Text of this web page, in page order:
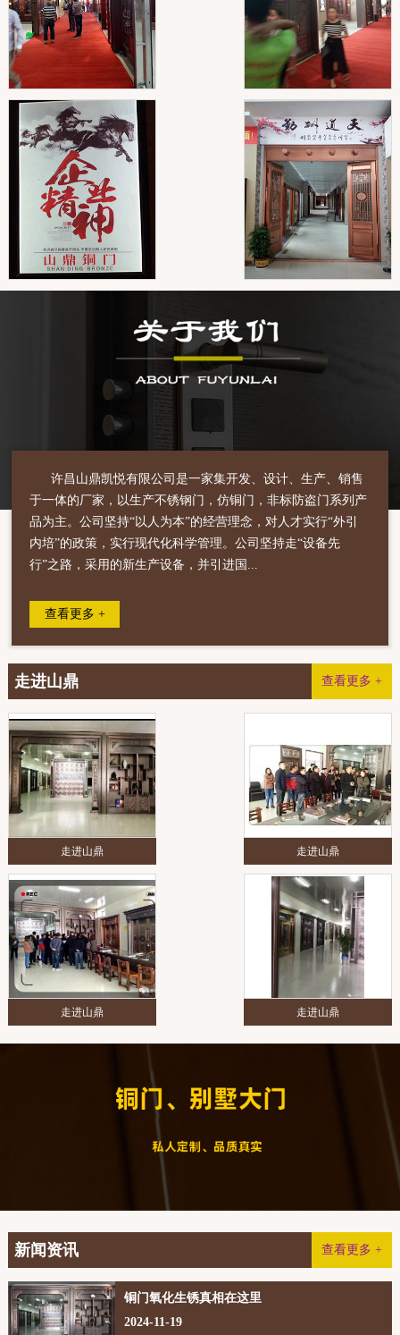
许昌山鼎凯悦有限公司是一家集开发、设计、生产、销售
于一体的厂家，以生产不锈钢门，仿铜门，非标防盗门系列产
品为主。公司坚持“以人为本”的经营理念，对人才实行“外引
内培”的政策，实行现代化科学管理。公司坚持走“设备先
行”之路，采用的新生产设备，并引进国...
查看更多 +
查看更多 +
走进山鼎
走进山鼎 走进山鼎
走进山鼎 走进山鼎
查看更多 +
新闻资讯
铜门氧化生锈真相在这里
2024-11-19